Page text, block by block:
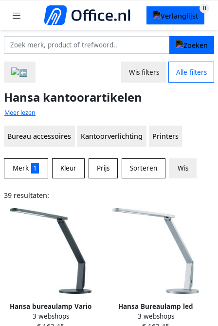
Wis filters Alle filters
Hansa kantoorartikelen
Meer lezen
Bureau accessoires Kantoorverlichting Printers
Merk 1 Kleur Prijs Sorteren Wis
39 resultaten:
Hansa bureaulamp Vario
Plus LED-lamp antraciet
3 webshops
Hansa Bureaulamp led
Vario Plus zilvergrijs
3 webshops